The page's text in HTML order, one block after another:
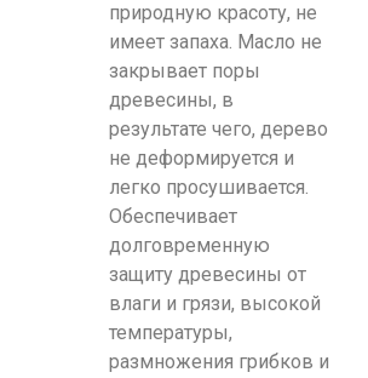
природную красоту, не
имеет запаха. Масло не
закрывает поры
древесины, в
результате чего, дерево
не деформируется и
легко просушивается.
Обеспечивает
долговременную
защиту древесины от
влаги и грязи, высокой
температуры,
размножения грибков и